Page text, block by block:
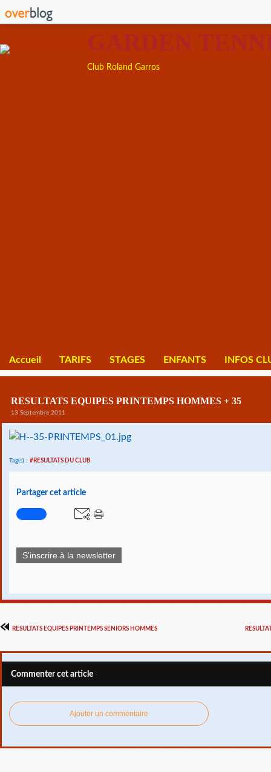
GARDEN
Club Roland Garros
Accueil TARIFS STAGES ENFANTS INFOS
RESULTATS EQUIPES PRINTEMPS HOMMES + 35
13 Septembre 2011
Tag(s) : #RESULTATS DU CLUB
Partager cet article
S'inscrire à la newsletter
RESULTATS EQUIPES PRINTEMPS SENIORS HOMMES
Commenter cet article
Ajouter un commentaire